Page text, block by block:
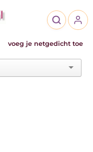
voeg je netgedicht toe